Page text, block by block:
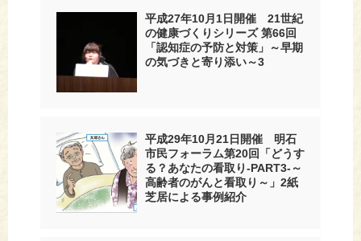
平成27年10月1日開催 21世紀
の健康づくりシリーズ 第66回
「認知症の予防と対策」～早期
の気づきと寄り添い～3
平成29年10月21日開催 明石
市民フォーラム第20回「どうす
る？あなたの看取り-PART3-～
高齢者のがんと看取り～」2紙
芝居による事例紹介